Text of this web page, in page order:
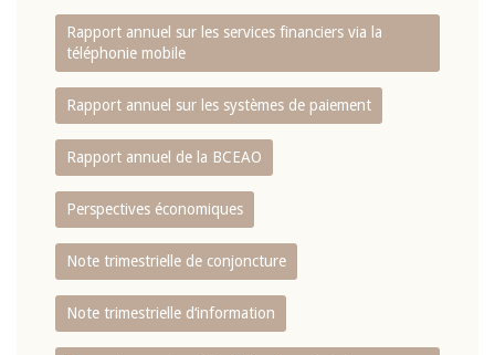
Rapport annuel sur les services financiers via la
téléphonie mobile
Rapport annuel sur les systèmes de paiement
Rapport annuel de la BCEAO
Perspectives économiques
Note trimestrielle de conjoncture
Note trimestrielle d‘information